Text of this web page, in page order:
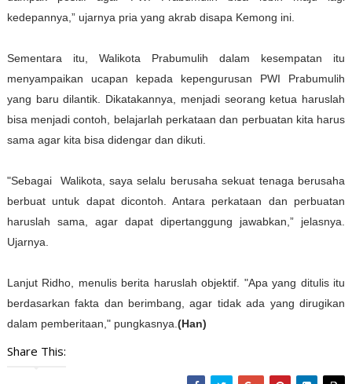
kedepannya,” ujarnya pria yang akrab disapa Kemong ini.
Sementara itu, Walikota Prabumulih dalam kesempatan itu
menyampaikan ucapan kepada kepengurusan PWI Prabumulih
yang baru dilantik. Dikatakannya, menjadi seorang ketua haruslah
bisa menjadi contoh, belajarlah perkataan dan perbuatan kita harus
sama agar kita bisa didengar dan dikuti.
"Sebagai Walikota, saya selalu berusaha sekuat tenaga berusaha
berbuat untuk dapat dicontoh. Antara perkataan dan perbuatan
haruslah sama, agar dapat dipertanggung jawabkan,” jelasnya.
Ujarnya.
Lanjut Ridho, menulis berita haruslah objektif. "Apa yang ditulis itu
berdasarkan fakta dan berimbang, agar tidak ada yang dirugikan
dalam pemberitaan," pungkasnya. (Han)
Share This: